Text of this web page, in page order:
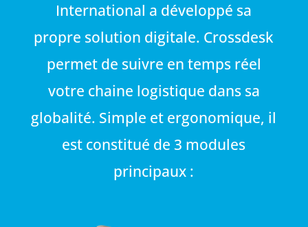
International a développé sa
propre solution digitale. Crossdesk
permet de suivre en temps réel
votre chaine logistique dans sa
globalité. Simple et ergonomique, il
est constitué de 3 modules
principaux :